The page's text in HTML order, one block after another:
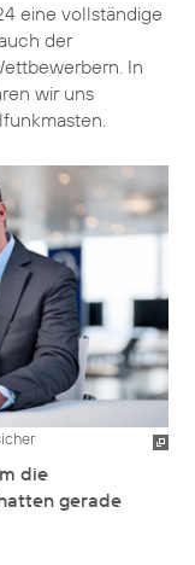
eine vollständige
der
In
wir uns
die
gerade